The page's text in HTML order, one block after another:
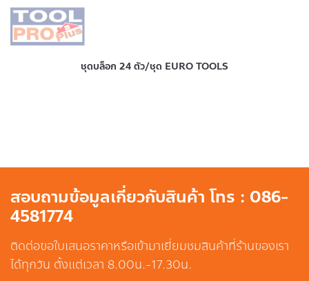
ชุดบล็อก 24 ตัว/ชุด EURO TOOLS
สอบถามข้อมูลเกี่ยวกับสินค้า โทร : 086-
4581774
ติดต่อขอใบเสนอราคาหรือเข้ามาเยี่ยมชมสินค้าที่ร้านของเรา
ได้ทุกวัน ตั้งแต่เวลา 8.00น.-17.30น.